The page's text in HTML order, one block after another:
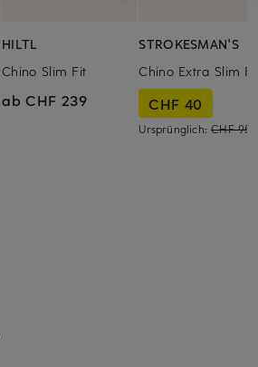
HILTL
Chino Slim Fit
ab CHF 239
STROKESMAN'S
Chino Extra Slim
CHF 40
Ursprünglich:CHF 95